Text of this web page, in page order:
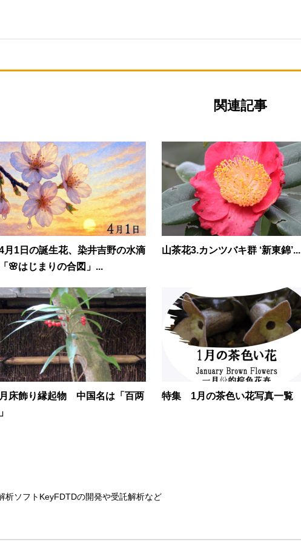
関連記事
月1日の誕生花、染井吉野の水滴
🌸はじまりの合図」...
山茶花3.カンツバキ群 ‘新東錦’...
床飾り縁起物 中国名は「百两
特集 1月の茶色い花写真一覧
析ソフトKeyFDTDの開発や受託解析など